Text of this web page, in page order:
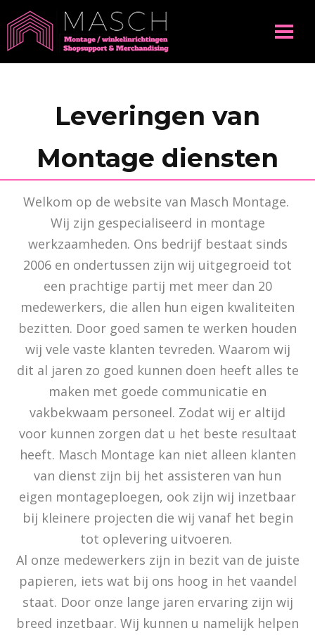
Leveringen van
Montage diensten
Welkom op de website van Masch Montage.
Wij zijn gespecialiseerd in montage
werkzaamheden. Ons bedrijf bestaat sinds
2006 en ondertussen zijn wij uitgegroeid tot
een prachtige partij met meer dan 20
medewerkers, die allen hun eigen kwaliteiten
bezitten. Door goed samen te werken houden
wij vele vaste klanten tevreden. Waarom wij
dit al jaren zo goed kunnen doen heeft alles te
maken met goede communicatie en
vakbekwaam personeel. Zodat wij er altijd
voor kunnen zorgen dat u het beste resultaat
heeft. Masch Montage kan niet alleen klanten
van dienst zijn bij het assisteren van hun
eigen montageploegen, ook zijn wij inzetbaar
bij kleinere projecten die wij vanaf het begin
tot oplevering uitvoeren.
Al onze medewerkers zijn in bezit van de juiste
papieren, iets wat bij ons hoog in het vaandel
staat. Door onze lange jaren ervaring zijn wij
breed inzetbaar. Wij kunnen u namelijk helpen